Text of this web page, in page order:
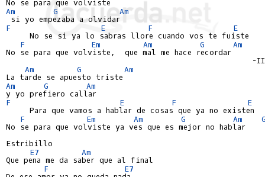
Am
G
Am
F
E F
E
     No se si ya lo sabras llore cuando vos te fuiste
F
Em Am G
Am
No se para que volviste,  que mal me hace recordar
-
Am
G
Am
Am
G
Am
F
E F
E
     Para que vamos a hablar de cosas que ya no existen
F
Em Am G Am
No se para que volviste ya ves que es mejor no hablar
Estribillo
E7
Am
Que pena me da saber que al final
F
E7